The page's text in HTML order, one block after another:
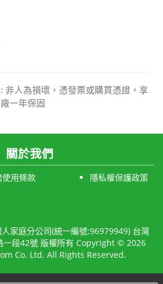
非人為損壞，憑發票或購買憑證，享
一年保固
關於我們
用條款
隱私權保護政策
家庭分公司(統一編號:96979949) 台灣
一段42號 版權所有 Copyright © 2026
Co. Ltd. All Rights Reserved.